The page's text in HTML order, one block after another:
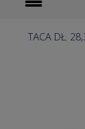
TACA DŁ.